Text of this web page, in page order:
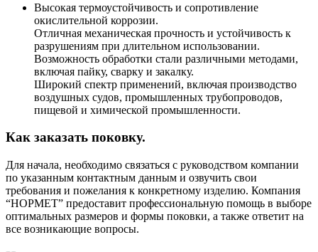
Высокая термоустойчивость и сопротивление
окислительной коррозии.
Отличная механическая прочность и устойчивость к
разрушениям при длительном использовании.
Возможность обработки стали различными методами,
включая пайку, сварку и закалку.
Широкий спектр применений, включая производство
воздушных судов, промышленных трубопроводов,
пищевой и химической промышленности.
Как заказать поковку.
Для начала, необходимо связаться с руководством компании
по указанным контактным данным и озвучить свои
требования и пожелания к конкретному изделию. Компания
“НОРМЕТ” предоставит профессиональную помощь в выборе
оптимальных размеров и формы поковки, а также ответит на
все возникающие вопросы.